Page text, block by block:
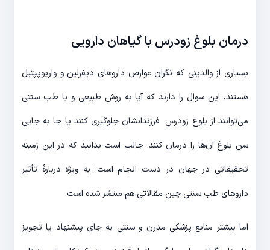
درمان بلوغ زودرس با گیاهان دارویی
بسیاری از والدینی که نگران عوارض داروهای دیفرلین و واریوپپتیل
هستند، این سوال را دارند که آیا به روش طبیعی و با طب سنتی
می‌توانند از بلوغ زودرس فرزندانشان جلوگیری کنند یا جا به جایی
سن بلوغ آن‌ها را درمان کنند. جالب است بدانید که در این زمینه
تحقیقاتی در جهان در دست انجام است؛ به ویژه دربارۀ تأثیر
داروهای طب سنتی چین مقالاتی هم منتشر شده است.
اما بیشتر منابع پزشکی مدرن و سنتی به جای پیشنهاد یا تجویز